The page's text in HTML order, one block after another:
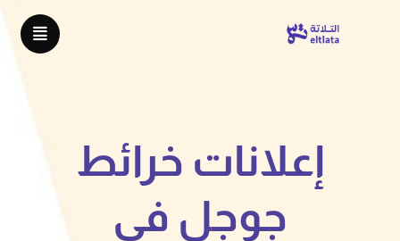
إعلانات خرائط
جوجل في